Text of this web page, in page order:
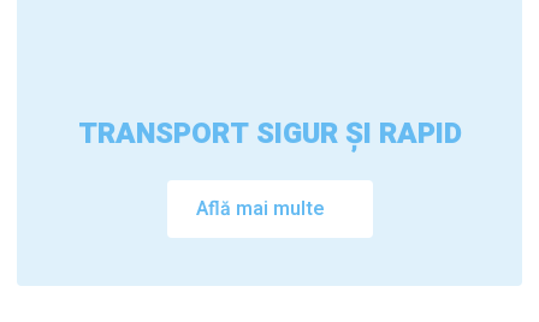
TRANSPORT SIGUR ȘI RAPID
Află mai multe